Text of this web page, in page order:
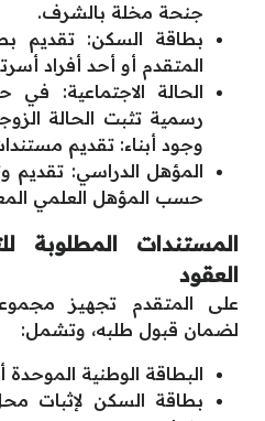
جنحة مخلة بالشرف.
بطاقة السكن: تقديم
المتقدم أو أحد أفراد
الحالة الاجتماعية: في
رسمية تثبت الحالة
وجود أبناء: تقديم
المؤهل الدراسي: تقديم
حسب المؤهل العلمي
المستندات المطلوبة
العقود
على المتقدم تجهيز
لضمان قبول طلبه، وتشمل:
البطاقة الوطنية الموحدة
بطاقة السكن لإثبات